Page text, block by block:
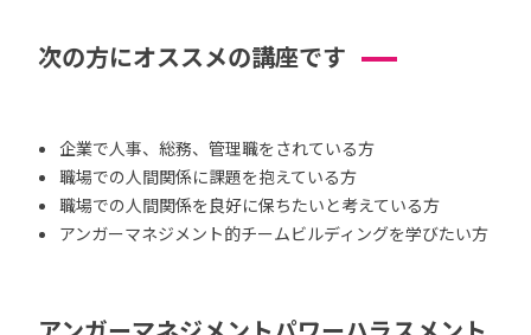
次の方にオススメの講座です
企業で人事、総務、管理職をされている方
職場での人間関係に課題を抱えている方
職場での人間関係を良好に保ちたいと考えている方
アンガーマネジメント的チームビルディングを学びたい方